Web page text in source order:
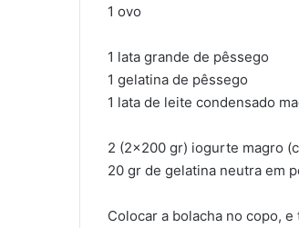
1 ovo
1 lata grande de pêssego
1 gelatina de pêssego
1 lata de leite condensado
2 (2×200 gr) iogurte magro
20 gr de gelatina neutra em
Colocar a bolacha no copo,